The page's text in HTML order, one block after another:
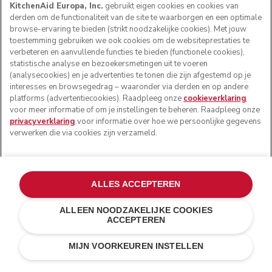
VOLG ONS
© KitchenAid 2026 - Alle rechten voorbehouden.
KitchenAid en het design van de keukenrobot zijn
handelsmerken in de Verenigde Staten en andere landen.
Mijn cookies beheren Privacyverklaring
Cookiebeleid
Andere landen
Online geschillenafhandeling
KitchenAid Europa, Inc. gebruikt eigen cookies en cookies van
derden om de functionaliteit van de site te waarborgen en een optimale
browse-ervaring te bieden (strikt noodzakelijke cookies). Met jouw
toestemming gebruiken we ook cookies om de websiteprestaties te
verbeteren en aanvullende functies te bieden (functionele cookies),
statistische analyse en bezoekersmetingen uit te voeren
(analysecookies) en je advertenties te tonen die zijn afgestemd op je
interesses en browsegedrag – waaronder via derden en op andere
platforms (advertentiecookies). Raadpleeg onze cookieverklaring
voor meer informatie of om je instellingen te beheren. Raadpleeg onze
privacyverklaring voor informatie over hoe we persoonlijke gegevens
verwerken die via cookies zijn verzameld.
MIJN VOORKEUREN INSTELLEN
ALLEEN NOODZAKELIJKE COOKIES
ACCEPTEREN
ALLES ACCEPTEREN